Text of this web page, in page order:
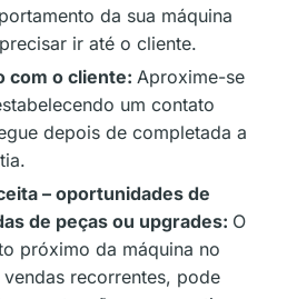
da sua máquina
ir até o cliente.
com o cliente: Aproxime-se
um contato
depois de completada a
– oportunidades de
de peças ou upgrades: O
próximo da máquina no
recorrentes, pode